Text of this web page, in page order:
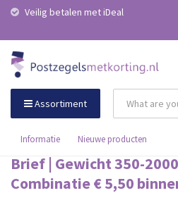
Veilig betalen met iDeal
Assortiment
Informatie Nieuwe producten
Brief | Gewicht 350-
Combinatie € 5,50